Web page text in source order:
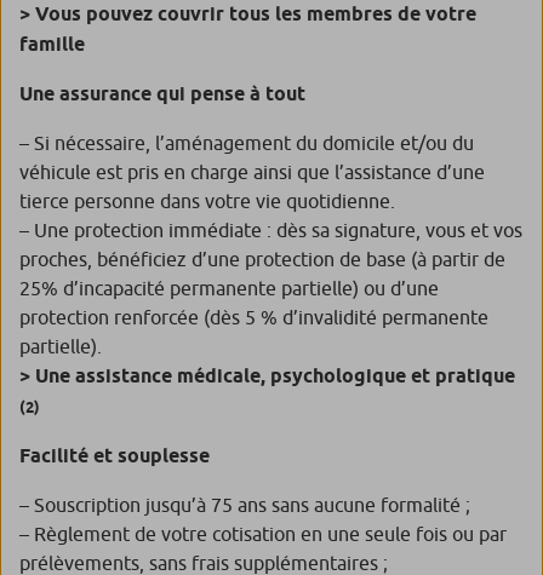
> Vous pouvez couvrir tous les membres de votre
famille
Une assurance qui pense à tout
– Si nécessaire, l’aménagement du domicile et/ou du
véhicule est pris en charge ainsi que l’assistance d’une
tierce personne dans votre vie quotidienne.
– Une protection immédiate : dès sa signature, vous et vos
proches, bénéficiez d’une protection de base (à partir de
25% d’incapacité permanente partielle) ou d’une
protection renforcée (dès 5 % d’invalidité permanente
partielle).
> Une assistance médicale, psychologique et pratique
(2)
Facilité et souplesse
– Souscription jusqu’à 75 ans sans aucune formalité ;
– Règlement de votre cotisation en une seule fois ou par
prélèvements, sans frais supplémentaires ;